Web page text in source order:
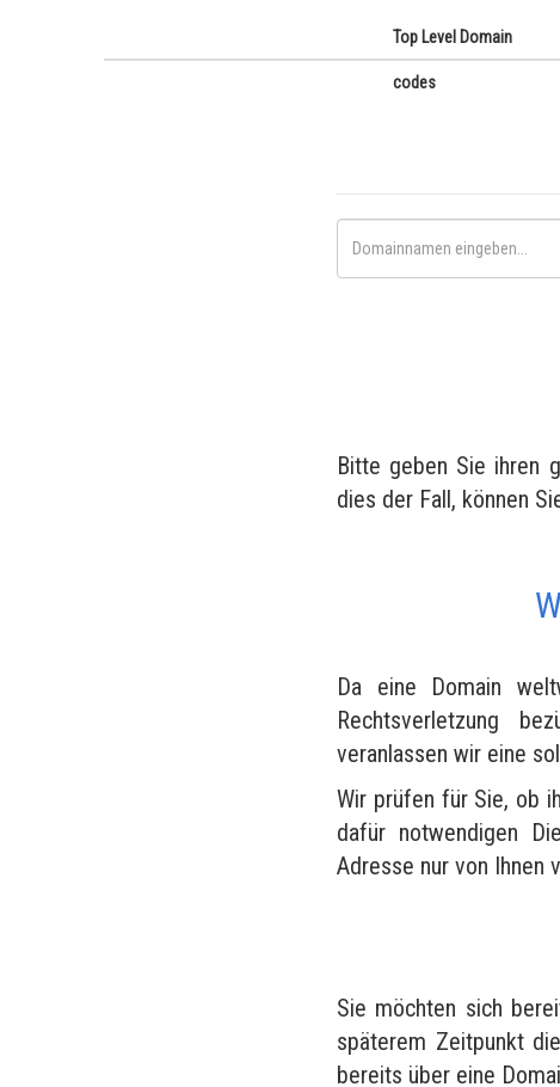
Top Level Domain
codes
Bitte geben Sie ihren
dies der Fall, können
Da eine Domain
Rechtsverletzung
veranlassen wir eine
Wir prüfen für Sie, ob
dafür notwendigen
Adresse nur von Ihnen
Sie möchten sich
späterem Zeitpunkt
bereits über eine